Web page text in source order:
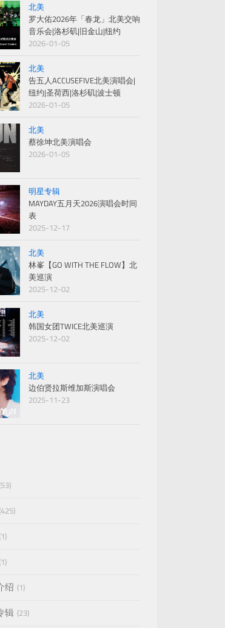
北美
罗大佑2026年「春龙」北美交响
音乐会|洛杉矶|旧金山|纽约
2026-01-05
北美
告五人ACCUSEFIVE北美演唱会|
纽约|圣荷西|洛杉矶|波士顿
2026-01-05
北美
蔡徐坤北美演唱会
2026-01-05
明星专辑
MAYDAY五月天2026演唱会时间
表
2025-12-17
北美
林峯【GO WITH THE FLOW】北
美巡演
2025-12-02
北美
韩国女团TWICE北美巡演
2025-12-02
北美
边伯贤拉斯维加斯演唱会
2025-11-23
53
425
1
1
绍 1
辑 23